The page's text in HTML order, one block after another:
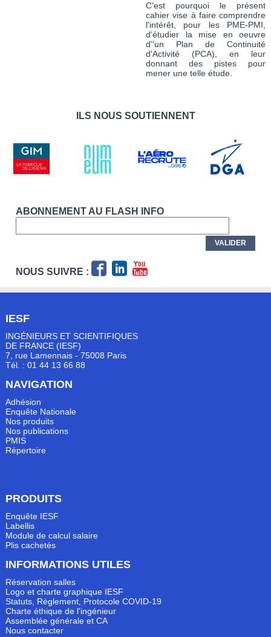
C'est pourquoi le présent
cahier vise à faire comprendre
l'intérêt, pour les PME-PMI,
d'étudier la mise en oeuvre
d''un Plan de Continuité
d'Activité (PCA), en leur
donnant des pistes pour
mener une telle étude.
ILS NOUS SOUTIENNENT
ABONNEMENT AU FLASH INFO
NOUS SUIVRE :
IESF
INGÉNIEURS ET SCIENTIFIQUES
DE FRANCE (IESF)
7, rue Lamennais - 75008 Paris
Tél. : 01 44 13 66 88
NAVIGATION
Adhésion
Enquête Nationale
Nos produits
Nos publications
PMIS
Répertoire
PRODUITS
Enquête IESF
Labellis
Module de calcul salaire
Plis cachetés
INFORMATIONS UTILES
Réservation salles
Logo et charte graphique IESF
Statuts, Règlement, Protocole COVID-19
Charte éthique de l'ingénieur
Assemblée générale et CA
Nous contacter